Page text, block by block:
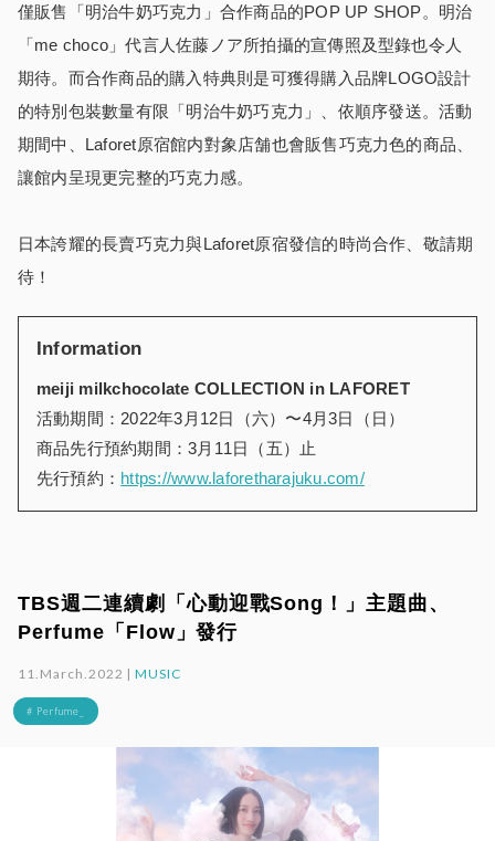
僅販售「明治牛奶巧克力」合作商品的POP UP SHOP。明治
「me choco」代言人佐藤ノア所拍攝的宣傳照及型錄也令人
期待。而合作商品的購入特典則是可獲得購入品牌LOGO設計
的特別包裝數量有限「明治牛奶巧克力」、依順序發送。活動
期間中、Laforet原宿館内對象店舗也會販售巧克力色的商品、
讓館内呈現更完整的巧克力感。
日本誇耀的長賣巧克力與Laforet原宿發信的時尚合作、敬請期
待！
Information
meiji milkchocolate COLLECTION in LAFORET
活動期間：2022年3月12日（六）〜4月3日（日）
商品先行預約期間：3月11日（五）止
先行預約： https://www.laforetharajuku.com/
TBS週二連續劇「心動迎戰Song！」主題曲、
Perfume「Flow」發行
11.March.2022 |MUSIC
# Perfume_